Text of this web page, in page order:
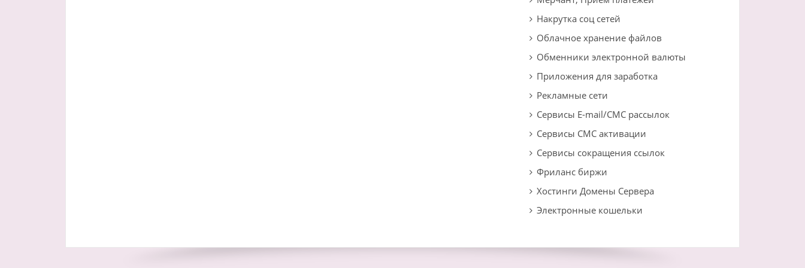
Накрутка соц сетей
Облачное хранение файлов
Обменники электронной валюты
Приложения для заработка
Рекламные сети
Сервисы E-mail/СМС рассылок
Сервисы СМС активации
Сервисы сокращения ссылок
Фриланс биржи
Хостинги Домены Сервера
Электронные кошельки